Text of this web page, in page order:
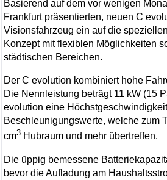
Basierend auf dem vor wenigen
Frankfurt präsentierten, neuen C
Visionsfahrzeug ein auf die
Konzept mit flexiblen Möglichkeiten
städtischen Bereichen.
Der C evolution kombiniert hohe
Die Nennleistung beträgt 11 kW (15
evolution eine
Beschleunigungswerte, welche zum
cm3 Hubraum und mehr übertreffen.
Die üppig bemessene
bevor die Aufladung am